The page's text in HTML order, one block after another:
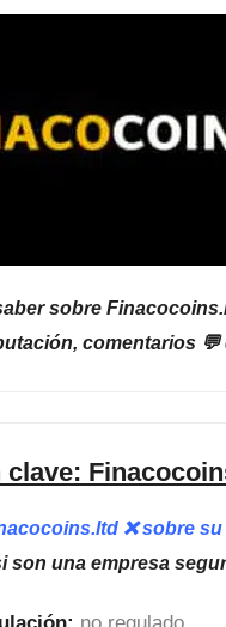
sobre
comentarios
❌ sobre
son una empresa